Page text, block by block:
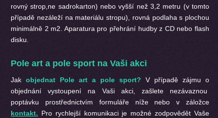
rovný strop,ne sadrokarton) nebo vyšší než 3,2 metru (v tomto
případě nezáleží na materiálu stropu), rovná podlaha s plochou
minimálně 2 m2. Aparatura pro přehrání hudby z CD nebo flash
disku.
Pole art a pole sport na Vaši akci
Jak objednat Pole art a pole sport? V případě zájmu o
objednání vystoupení na Vaši akci, zašlete nezávaznou
poptávku prostřednictvím formuláře níže nebo v záložce
kontakt. Pro rychlejší komunikaci je možné zodpovědět Vaše